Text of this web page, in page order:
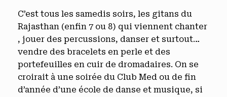
C’est tous les samedis soirs, les gitans du
Rajasthan (enfin 7 ou 8) qui viennent chanter
, jouer des percussions, danser et surtout…
vendre des bracelets en perle et des
portefeuilles en cuir de dromadaires. On se
croirait à une soirée du Club Med ou de fin
d’année d’une école de danse et musique, si